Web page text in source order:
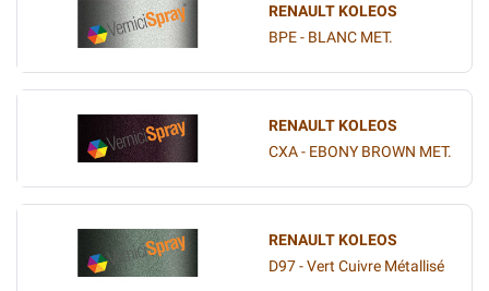
RENAULT KOLEOS
BPE - BLANC MET.
RENAULT KOLEOS
CXA - EBONY BROWN MET.
RENAULT KOLEOS
D97 - Vert Cuivre Métallisé